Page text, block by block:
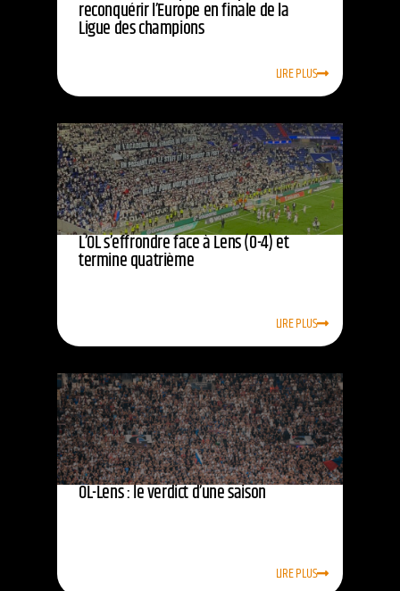
reconquérir l’Europe en finale de la
Ligue des champions
LIRE PLUS
L’OL s’effrondre face à Lens (0-4) et
termine quatrième
LIRE PLUS
OL-Lens : le verdict d’une saison
LIRE PLUS